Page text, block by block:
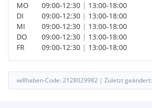
MO
09:00-12:30 | 13:00-18:00
DI
09:00-12:30 | 13:00-18:00
MI
09:00-12:30 | 13:00-18:00
DO
09:00-12:30 | 13:00-18:00
FR
09:00-12:30 | 13:00-18:00
willhaben-Code: 2128029982 | Zuletzt geändert: